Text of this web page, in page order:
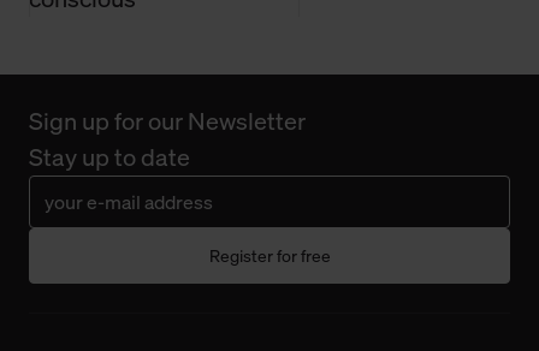
Über den Reiter „Details“ erfahren Sie weiterführende
Informationen über die jeweiligen Cookies und ihren
Verwendungszweck. Bei „Über Cookies“ können Sie
allgemeine Informationen über Cookies einsehen. Über
den Menüpunkt „Datenschutzeinstellungen“ können Sie
jederzeit Ihre Einwilligungserklärung anpassen. Ihre
Sign up for our Newsletter
Stay up to date
Register for free